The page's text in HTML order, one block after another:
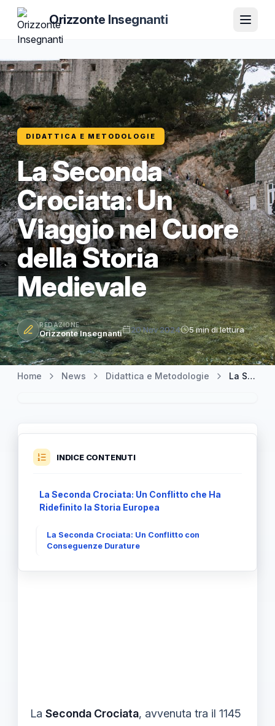
Orizzonte Insegnanti
DIDATTICA E METODOLOGIE
La Seconda
Crociata: Un
Viaggio nel Cuore
della Storia
Medievale
REDAZIONE
Orizzonte Insegnanti 20 Nov 2024 5 min di lettura
Home News Didattica e Metodologie La Seconda Crociata: Un Viaggio nel Cuore della Storia Medievale
INDICE CONTENUTI
La Seconda Crociata: Un Conflitto che Ha
Ridefinito la Storia Europea
La Seconda Crociata: Un Conflitto con
Conseguenze Durature
La Seconda Crociata, avvenuta tra il 1145